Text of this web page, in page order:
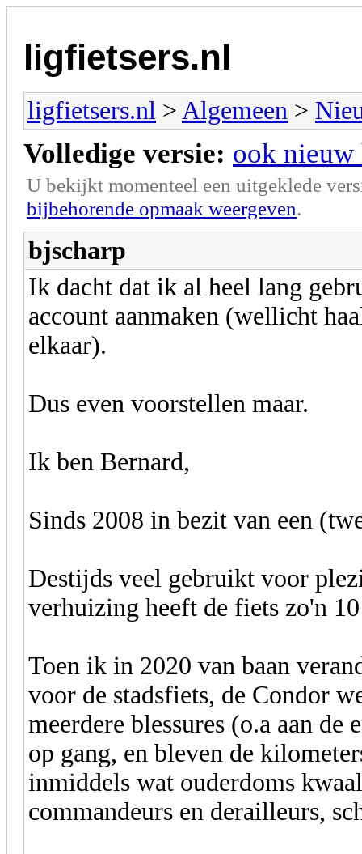
ligfietsers.nl
ligfietsers.nl > Algemeen >
Volledige versie: ook nieuw
U bekijkt momenteel een uitgeklede
bijbehorende opmaak weergeven.
bjscharp
Ik dacht dat ik al heel lang
account aanmaken (wellicht
elkaar).
Dus even voorstellen maar.
Ik ben Bernard,
Sinds 2008 in bezit van een
Destijds veel gebruikt voor
verhuizing heeft de fiets zo'n
Toen ik in 2020 van baan
voor de stadsfiets, de Condor
meerdere blessures (o.a aan
op gang, en bleven de
inmiddels wat ouderdoms
commandeurs en derailleurs,